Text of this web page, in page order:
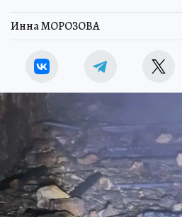
Инна МОРОЗОВА